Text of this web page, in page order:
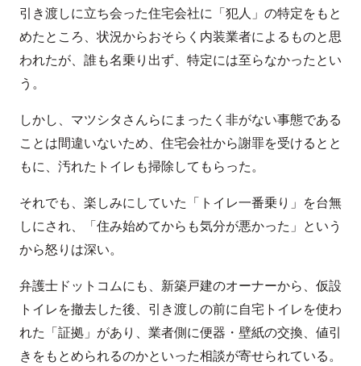
引き渡しに立ち会った住宅会社に「犯人」の特定をもと
めたところ、状況からおそらく内装業者によるものと思
われたが、誰も名乗り出ず、特定には至らなかったとい
う。
しかし、マツシタさんらにまったく非がない事態である
ことは間違いないため、住宅会社から謝罪を受けるとと
もに、汚れたトイレも掃除してもらった。
それでも、楽しみにしていた「トイレ一番乗り」を台無
しにされ、「住み始めてからも気分が悪かった」という
から怒りは深い。
弁護士ドットコムにも、新築戸建のオーナーから、仮設
トイレを撤去した後、引き渡しの前に自宅トイレを使わ
れた「証拠」があり、業者側に便器・壁紙の交換、値引
きをもとめられるのかといった相談が寄せられている。